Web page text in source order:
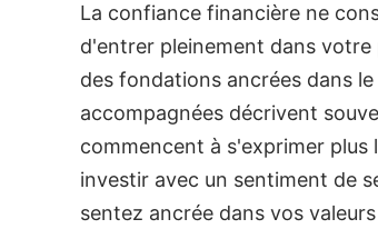
La confiance financière ne
d'entrer pleinement dans
des fondations ancrées dans
accompagnées décrivent
commencent à s'exprimer plus
investir avec un sentiment de
sentez ancrée dans vos